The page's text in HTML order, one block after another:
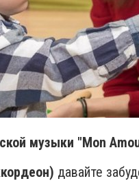
музыки "Mon
давайте